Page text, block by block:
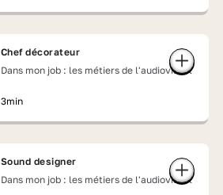
Chef décorateur
Dans mon job : les métiers de l'audiovisuel
3min
Sound designer
Dans mon job : les métiers de l'audiovisuel